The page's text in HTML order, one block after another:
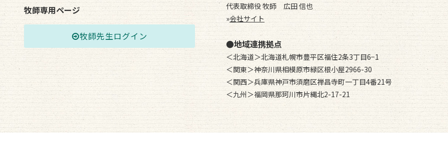
牧師専用ページ
牧師先生ログイン
代表取締役 牧師 広田 信也
»会社サイト
●地域連携拠点
＜北海道＞北海道札幌市豊平区福住2条3丁目6−1
＜関東＞神奈川県相模原市緑区根小屋2966-30
＜関西＞兵庫県神戸市須磨区禅昌寺町一丁目4番21号
＜九州＞福岡県那珂川市片縄北2-17-21